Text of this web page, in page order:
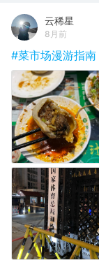
云稀星
8月前
#菜市场漫游指南